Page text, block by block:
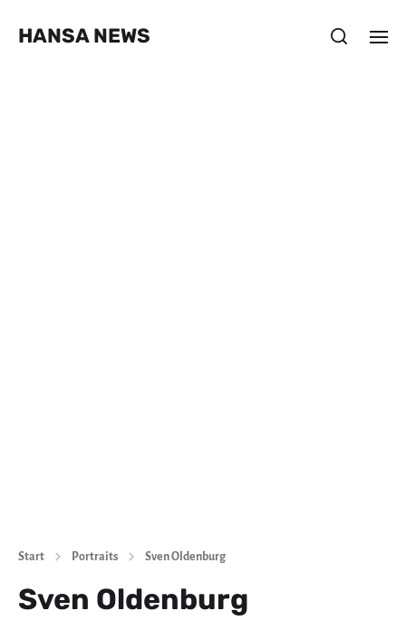
HANSA NEWS
Start Portraits Sven Oldenburg
Sven Oldenburg